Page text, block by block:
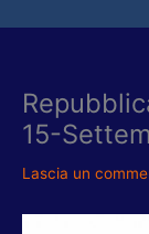
15-
Lascia un